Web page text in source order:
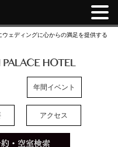
ェディングに心からの満足を提供する
年間イベント
アクセス